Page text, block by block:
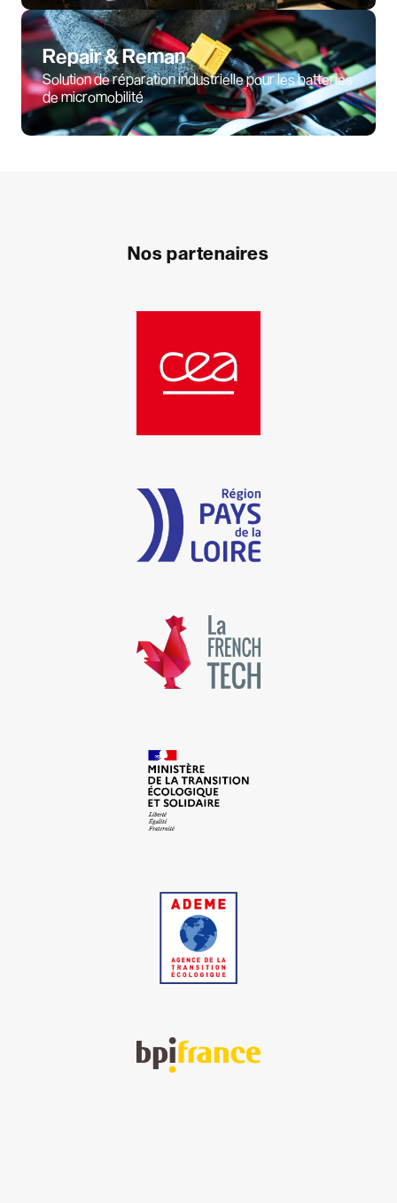
Repair & Reman
Solution de réparation industrielle pour les batteries
de micromobilité
Nos partenaires